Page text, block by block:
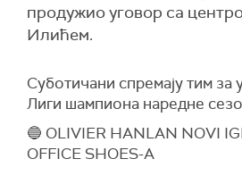
продужио уговор са
Илићем.
Суботичани спремају тим
Лиги шампиона наредне
🔵 OLIVIER HANLAN NOVI
OFFICE SHOES-A